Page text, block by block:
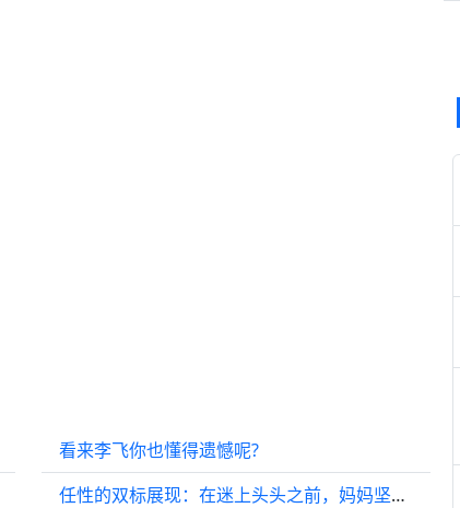
看来李飞你也懂得遗憾呢?
任性的双标展现：在迷上头头之前，妈妈坚持要让萌萌回家…